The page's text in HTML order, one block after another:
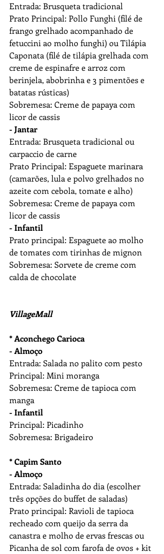
Entrada: Brusqueta tradicional
Prato Principal: Pollo Funghi (filé de
frango grelhado acompanhado de
fetuccini ao molho funghi) ou Tilápia
Caponata (filé de tilápia grelhada com
creme de espinafre e arroz com
berinjela, abobrinha e 3 pimentões e
batatas rústicas)
Sobremesa: Creme de papaya com
licor de cassis
- Jantar
Entrada: Brusqueta tradicional ou
carpaccio de carne
Prato Principal: Espaguete marinara
(camarões, lula e polvo grelhados no
azeite com cebola, tomate e alho)
Sobremesa: Creme de papaya com
licor de cassis
- Infantil
Prato principal: Espaguete ao molho
de tomates com tirinhas de mignon
Sobremesa: Sorvete de creme com
calda de chocolate
VillageMall
* Aconchego Carioca
- Almoço
Entrada: Salada no palito com pesto
Principal: Mini moranga
Sobremesa: Creme de tapioca com
manga
- Infantil
Principal: Picadinho
Sobremesa: Brigadeiro
* Capim Santo
- Almoço
Entrada: Saladinha do dia (escolher
três opções do buffet de saladas)
Prato principal: Ravioli de tapioca
recheado com queijo da serra da
canastra e molho de ervas frescas ou
Picanha de sol com farofa de ovos + kit